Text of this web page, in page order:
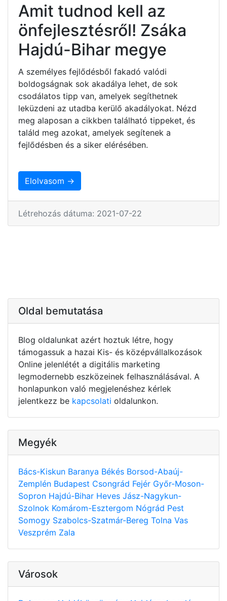
Amit tudnod kell az
önfejlesztésről! Zsáka
Hajdú-Bihar megye
A személyes fejlődésből fakadó valódi
boldogságnak sok akadálya lehet, de sok
csodálatos tipp van, amelyek segíthetnek
leküzdeni az utadba kerülő akadályokat. Nézd
meg alaposan a cikkben található tippeket, és
találd meg azokat, amelyek segítenek a
fejlődésben és a siker elérésében.
Elolvasom →
Létrehozás dátuma: 2021-07-22
Oldal bemutatása
Blog oldalunkat azért hoztuk létre, hogy
támogassuk a hazai Kis- és középvállalkozások
Online jelenlétét a digitális marketing
legmodernebb eszközeinek felhasználásával. A
honlapunkon való megjelenéshez kérlek
jelentkezz be kapcsolati oldalunkon.
Megyék
Bács-Kiskun Baranya Békés Borsod-Abaúj-
Zemplén Budapest Csongrád Fejér Győr-Moson-
Sopron Hajdú-Bihar Heves Jász-Nagykun-
Szolnok Komárom-Esztergom Nógrád Pest
Somogy Szabolcs-Szatmár-Bereg Tolna Vas
Veszprém Zala
Városok